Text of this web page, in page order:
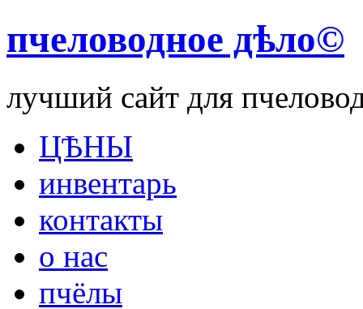
пчеловодное дѣло©
лучший сайт для
ЦѢНЫ
инвентарь
контакты
о нас
пчёлы